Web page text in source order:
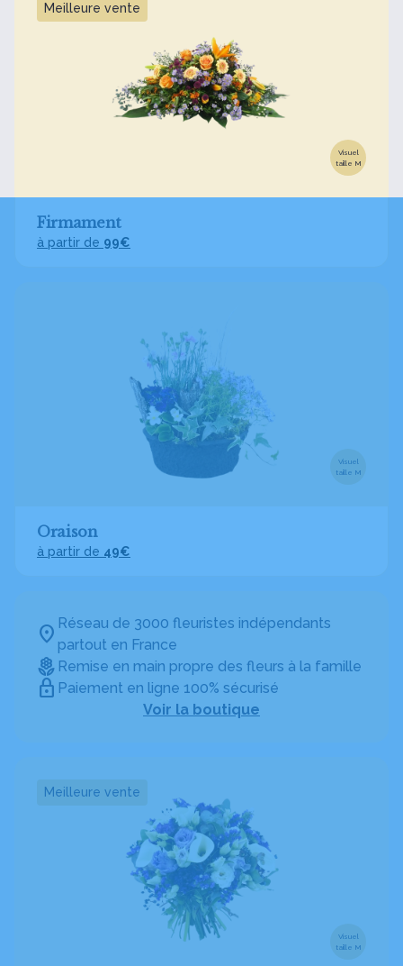
Réseau de 3000 fleuristes indépendants
partout en France
Remise en main propre des fleurs à la famille
Paiement en ligne 100% sécurisé
Voir la boutique
Meilleure vente
Visuel
taille M
Firmament
à partir de 99€
Visuel
taille M
Oraison
à partir de 49€
Meilleure vente
Visuel
taille M